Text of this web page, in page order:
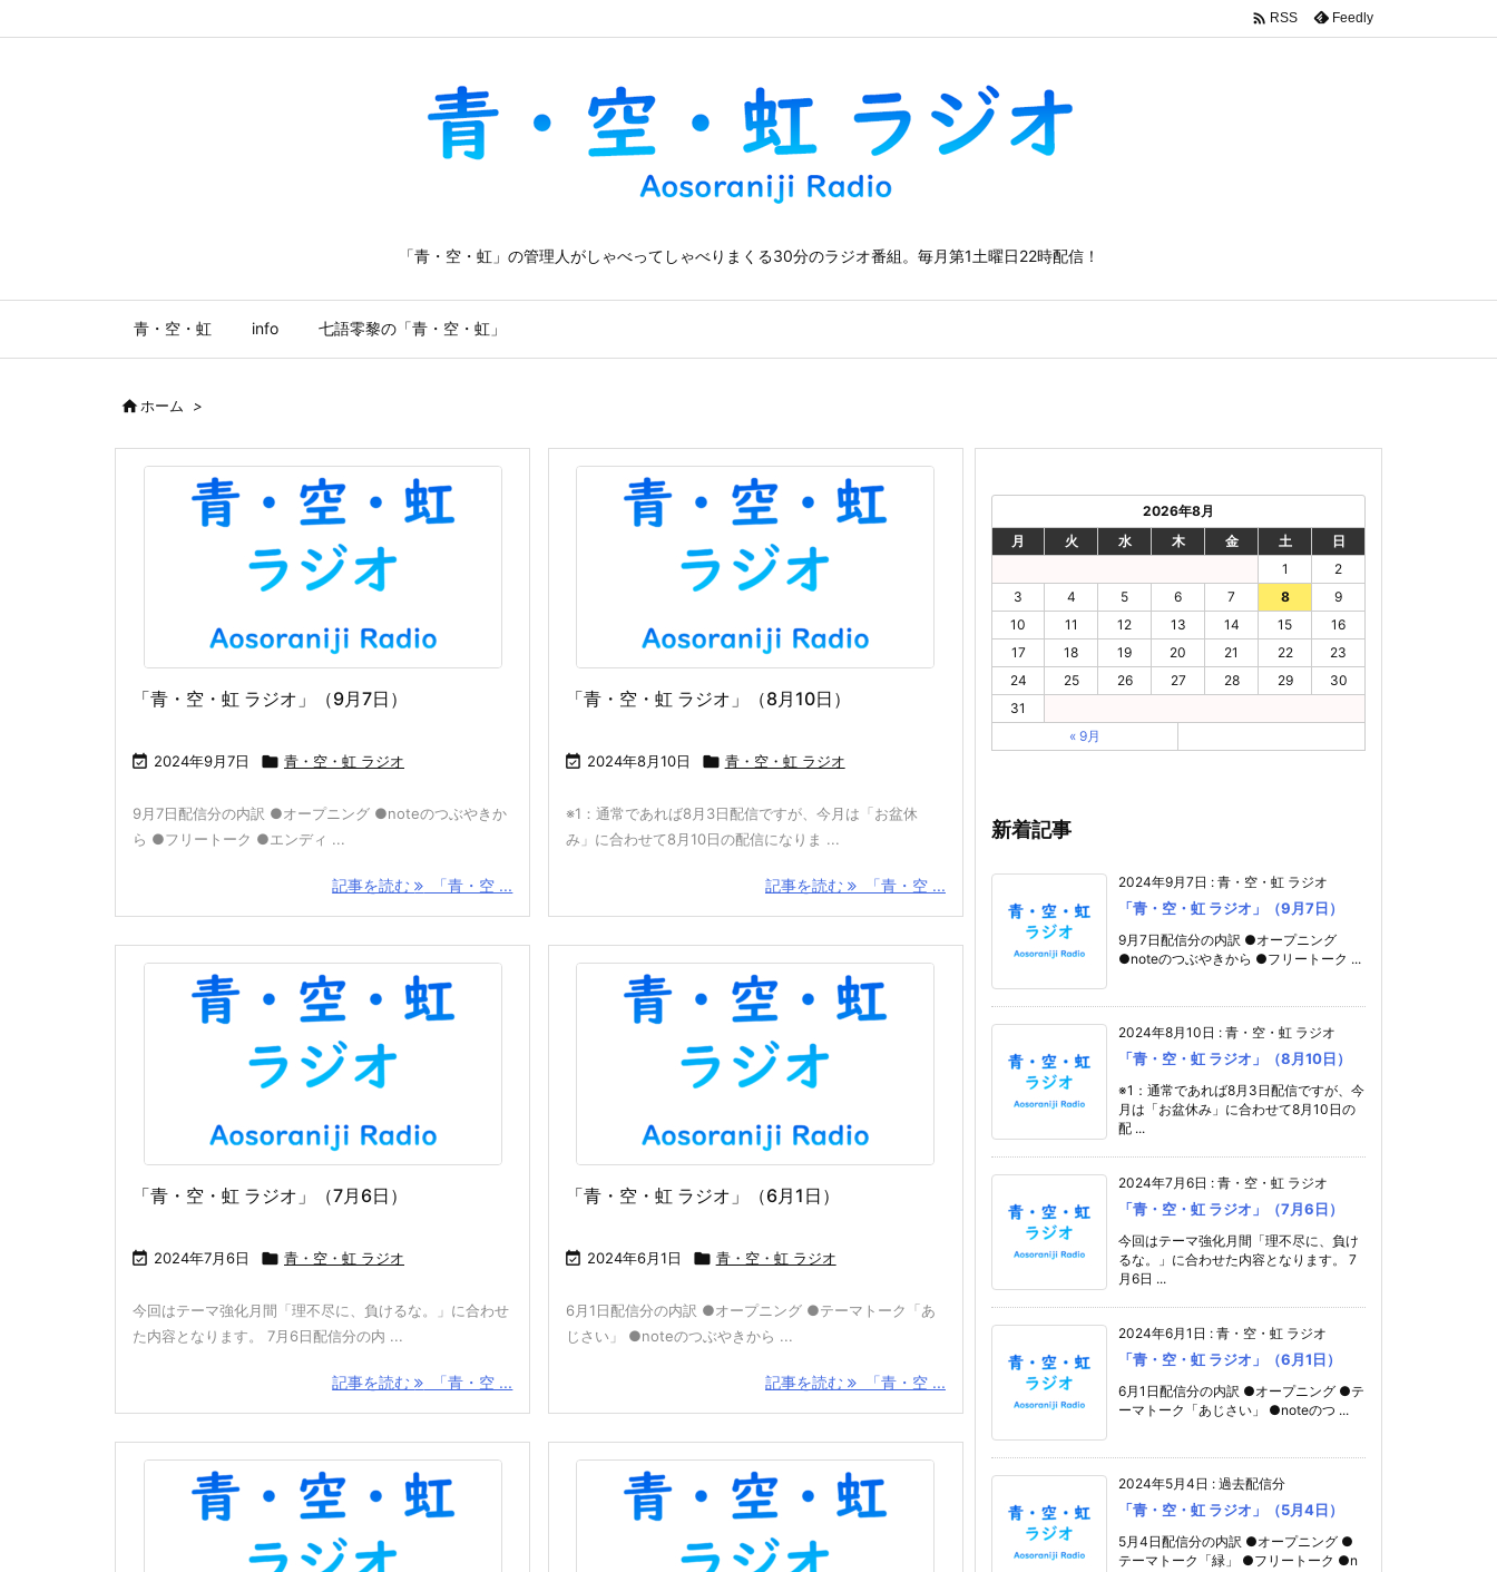
「青・空・虹」の管理人がしゃべってしゃべりまくる30分のラジオ番組。毎月第1土曜日22時配信！
青・空・虹 info 七語零黎の「青・空・虹」
 RSS Feedly
ホーム >
「青・空・虹 ラジオ」（9月7日）
 2024年9月7日  青・空・虹 ラジオ
9月7日配信分の内訳 ●オープニング ●noteのつぶやきか
ら ●フリートーク ●エンディ ...
記事を読む 「青・空 ...
「青・空・虹 ラジオ」（8月10日）
 2024年8月10日  青・空・虹 ラジオ
※1：通常であれば8月3日配信ですが、今月は「お盆休
み」に合わせて8月10日の配信になりま ...
記事を読む 「青・空 ...
「青・空・虹 ラジオ」（7月6日）
 2024年7月6日  青・空・虹 ラジオ
今回はテーマ強化月間「理不尽に、負けるな。」に合わせ
た内容となります。 7月6日配信分の内 ...
記事を読む 「青・空 ...
「青・空・虹 ラジオ」（6月1日）
 2024年6月1日  青・空・虹 ラジオ
6月1日配信分の内訳 ●オープニング ●テーマトーク「あ
じさい」 ●noteのつぶやきから ...
記事を読む 「青・空 ...
2026年8月
月
火 水 木 金 土
日
1
2
3
4 5 6 7 8
9
10
11 12 13 14 15
16
17
18 19 20 21 22
23
24
25 26 27 28 29
30
31
« 9月
新着記事
2024年9月7日 : 青・空・虹 ラジオ
「青・空・虹 ラジオ」（9月7日）
9月7日配信分の内訳 ●オープニング
●noteのつぶやきから ●フリートーク ...
2024年8月10日 : 青・空・虹 ラジオ
「青・空・虹 ラジオ」（8月10日）
※1：通常であれば8月3日配信ですが、今
月は「お盆休み」に合わせて8月10日の
配 ...
2024年7月6日 : 青・空・虹 ラジオ
「青・空・虹 ラジオ」（7月6日）
今回はテーマ強化月間「理不尽に、負け
るな。」に合わせた内容となります。 7
月6日 ...
2024年6月1日 : 青・空・虹 ラジオ
「青・空・虹 ラジオ」（6月1日）
6月1日配信分の内訳 ●オープニング ●テ
ーマトーク「あじさい」 ●noteのつ ...
2024年5月4日 : 過去配信分
「青・空・虹 ラジオ」（5月4日）
5月4日配信分の内訳 ●オープニング ●
テーマトーク「緑」 ●フリートーク ●n